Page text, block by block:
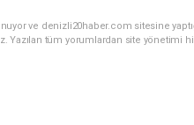
ve denizli20haber.com sitesine
Yazılan tüm yorumlardan site yönetimi